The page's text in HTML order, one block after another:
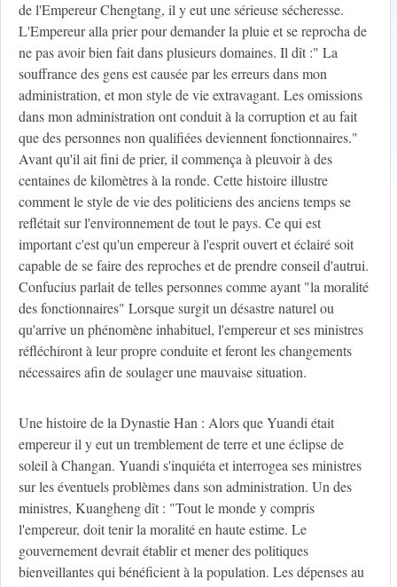
de l'Empereur Chengtang, il y eut une sérieuse sécheresse.
L'Empereur alla prier pour demander la pluie et se reprocha de
ne pas avoir bien fait dans plusieurs domaines. Il dît :" La
souffrance des gens est causée par les erreurs dans mon
administration, et mon style de vie extravagant. Les omissions
dans mon administration ont conduit à la corruption et au fait
que des personnes non qualifiées deviennent fonctionnaires."
Avant qu'il ait fini de prier, il commença à pleuvoir à des
centaines de kilomètres à la ronde. Cette histoire illustre
comment le style de vie des politiciens des anciens temps se
reflétait sur l'environnement de tout le pays. Ce qui est
important c'est qu'un empereur à l'esprit ouvert et éclairé soit
capable de se faire des reproches et de prendre conseil d'autrui.
Confucius parlait de telles personnes comme ayant "la moralité
des fonctionnaires" Lorsque surgit un désastre naturel ou
qu'arrive un phénomène inhabituel, l'empereur et ses ministres
réfléchiront à leur propre conduite et feront les changements
nécessaires afin de soulager une mauvaise situation.
Une histoire de la Dynastie Han : Alors que Yuandi était
empereur il y eut un tremblement de terre et une éclipse de
soleil à Changan. Yuandi s'inquiéta et interrogea ses ministres
sur les éventuels problèmes dans son administration. Un des
ministres, Kuangheng dît : "Tout le monde y compris
l'empereur, doit tenir la moralité en haute estime. Le
gouvernement devrait établir et mener des politiques
bienveillantes qui bénéficient à la population. Les dépenses au